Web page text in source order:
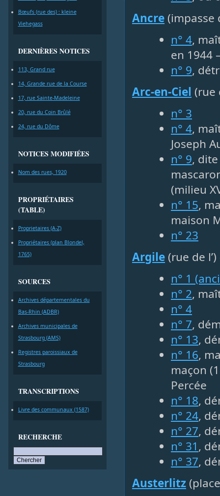
Bœufs (rue des) : kleine
Viehegass
DERNIÈRES NOTICES
113, Grand rue
14, Grande rue de la Course
17, rue Sainte-Madeleine
20, rue du Coin Brûlé
24, rue du Dôme
NOTICES MODIFIÉES
Nom des rues, 1920
PROPRIÉTAIRES
(TABLE)
Proprietaires (A-Z)
Propriétaires (plan Blondel,
1765)
SOURCES
Archives départementales du
Bas-Rhin (ADBR)
Archives municipales de
Strasbourg (AMS)
Registres paroissiaux de
Strasbourg
TRANSCRIPTIONS
Livre des communaux (1587)
RECHERCHE
Ancre (impasse
n° 4,
en 1944
n° 9,
Arc-en-Ciel (rue
n° 3
n° 4,
Joseph
n° 9,
(milieu
n° 15,
maison
n° 23
Argile (rue de
n° 1
n° 2,
n° 4
n° 7,
n° 13,
n° 16,
maçon
Percée
n° 18,
n° 24,
n° 27,
n° 31,
n° 37,
Austerlitz